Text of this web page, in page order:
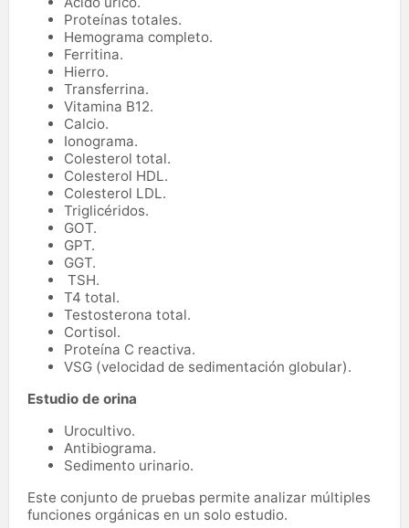
Proteínas totales.
Hemograma completo.
Ferritina.
Hierro.
Transferrina.
Vitamina B12.
Calcio.
Ionograma.
Colesterol total.
Colesterol HDL.
Colesterol LDL.
Triglicéridos.
GOT.
GPT.
GGT.
TSH.
T4 total.
Testosterona total.
Cortisol.
Proteína C reactiva.
VSG (velocidad de sedimentación globular).
Estudio de orina
Urocultivo.
Antibiograma.
Sedimento urinario.
Este conjunto de pruebas permite analizar múltiples
funciones orgánicas en un solo estudio.